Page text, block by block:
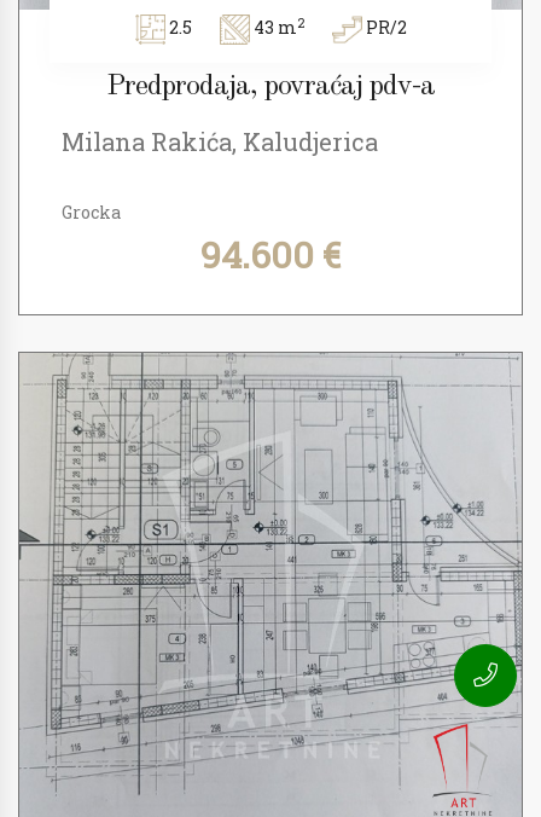
2.5 43 m2 PR/2
Predprodaja, povraćaj pdv-a
Milana Rakića, Kaludjerica
Grocka
94.600 €